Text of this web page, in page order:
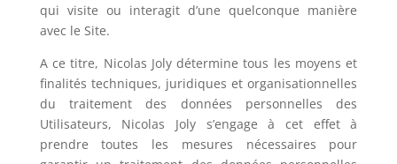
qui visite ou interagit d’une quelconque manière
avec le Site.
A ce titre, Nicolas Jolydétermine tous les moyens et
finalités techniques, juridiques et organisationnelles
du traitement des données personnelles des
Utilisateurs, Nicolas Joly s’engage à cet effet à
prendre toutes les mesures nécessaires pour